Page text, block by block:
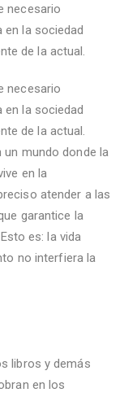
necesario
en la sociedad
de la actual.
necesario
en la sociedad
de la actual.
un mundo donde la
en la
atender a las
garantice la
es: la vida
no interfiera la
libros y demás
en los